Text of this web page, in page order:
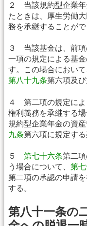
２ 当該規約型企業年
たときは、厚生労働
務を承継することがで
３ 当該基金は、前項
一項の規定による基
す。この場合において
第八十九条第六項及
４ 第二項の規定によ
権利義務を承継する
規約型企業年金の資
九条第六項に規定す
５ 第七十六条第二
う場合について、 第
第二項の承認の申請
する。
第八十一条の